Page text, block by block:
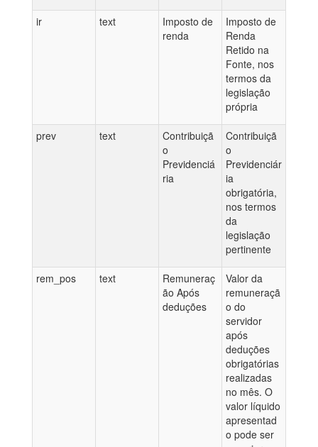
ir text
Imposto de
renda
Imposto de
Renda
Retido na
Fonte, nos
termos da
legislação
própria
prev text
Contribuiçã
o
Previdenciá
ria
Contribuiçã
o
Previdenciár
ia
obrigatória,
nos termos
da
legislação
pertinente
rem_pos text
Remuneraç
ão Após
deduções
Valor da
remuneraçã
o do
servidor
após
deduções
obrigatórias
realizadas
no mês. O
valor líquido
apresentad
o pode ser